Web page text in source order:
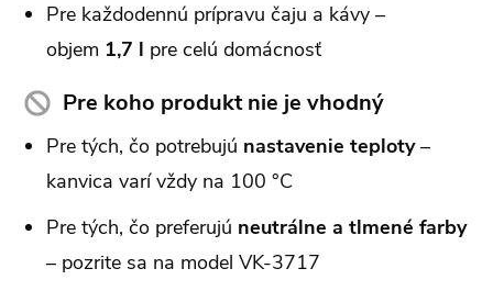
Pre každodennú prípravu čaju a kávy –
objem 1,7 l pre celú domácnosť
Pre koho produkt nie je vhodný
Pre tých, čo potrebujú nastavenie teploty–
kanvica varí vždy na 100 °C
Pre tých, čo preferujú neutrálne a tlmené farby
– pozrite sa na model VK-3717